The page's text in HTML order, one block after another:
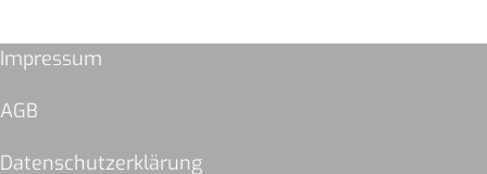
Impressum
AGB
Datenschutzerklärung